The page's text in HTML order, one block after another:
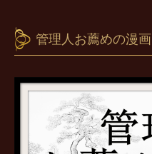
管理人お薦めの漫画